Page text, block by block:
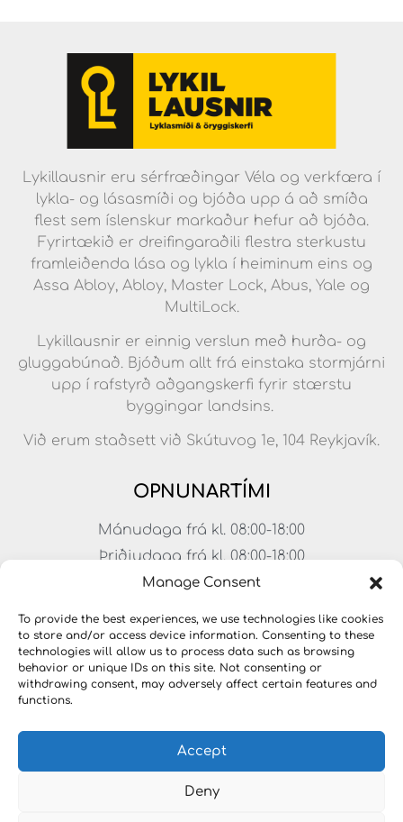
Manage Consent
To provide the best experiences, we use technologies like cookies
to store and/or access device information. Consenting to these
technologies will allow us to process data such as browsing
behavior or unique IDs on this site. Not consenting or
withdrawing consent, may adversely affect certain features and
functions.
Accept
Deny
Lykillausnir eru sérfræðingar Véla og verkfæra í
lykla- og lásasmíði og bjóða upp á að smíða
flest sem íslenskur markaður hefur að bjóða.
Fyrirtækið er dreifingaraðili flestra sterkustu
framleiðenda lása og lykla í heiminum eins og
Assa Abloy, Abloy, Master Lock, Abus, Yale og
MultiLock.
Lykillausnir er einnig verslun með hurða- og
gluggabúnað. Bjóðum allt frá einstaka stormjárni
upp í rafstyrð aðgangskerfi fyrir stærstu
byggingar landsins.
Við erum staðsett við Skútuvog 1e, 104 Reykjavík.
OPNUNARTÍMI
Mánudaga frá kl. 08:00-18:00
Þriðjudaga frá kl. 08:00-18:00
Miðvikudaga frá kl. 08:00-18:00
Föstudaga frá kl. 08:00-17:00
Laugardagar frá kl. 11:00-15:00